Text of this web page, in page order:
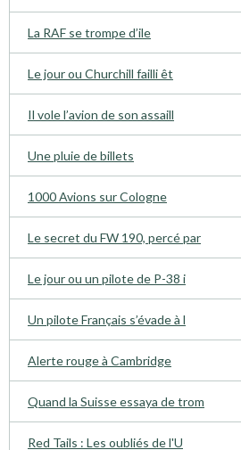
La RAF se trompe d’ile
Le jour ou Churchill failli êt
Il vole l’avion de son assaill
Une pluie de billets
1000 Avions sur Cologne
Le secret du FW 190, percé par
Le jour ou un pilote de P-38 i
Un pilote Français s’évade à l
Alerte rouge à Cambridge
Quand la Suisse essaya de trom
Red Tails : Les oubliés de l'U